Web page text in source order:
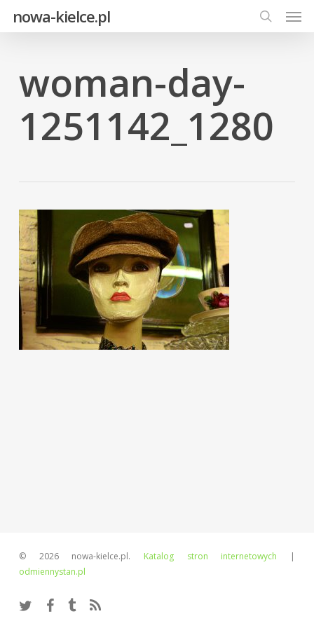
nowa-kielce.pl
search
woman-day-
1251142_1280
© 2026 nowa-kielce.pl. Katalog stron internetowych |
odmiennystan.pl
twitter facebooktumblrRSS